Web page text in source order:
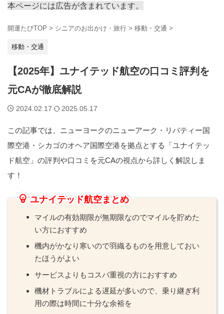
本ページには広告が含まれています。
開運たびTOP > シニアのお出かけ・旅行 > 移動・交通 >
移動・交通
【2025年】ユナイテッド航空の口コミ評判を
元CAが徹底解説
2024.02.17 2025.05.17
この記事では、ニューヨークのニューアーク・リバティー国
際空港・シカゴのオヘア国際空港を拠点とする「ユナイテッ
ド航空」の評判や口コミを元CAの視点から詳しく解説しま
す！
ユナイテッド航空まとめ
マイルの有効期限が無期限なのでマイルを貯めた
い方におすすめ
機内がかなり寒いので羽織るものを用意しておい
たほうがよい
サービスよりもコスパ重視の方におすすめ
機材トラブルによる遅延が多いので、乗り継ぎ利
用の際は時間に十分な余裕を